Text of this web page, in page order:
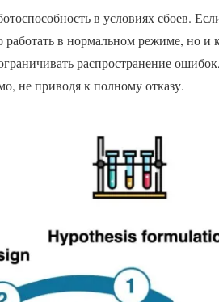
в условиях сбоев.
работать в нормальном режиме, но и
распространение
не приводя к полному отказу.